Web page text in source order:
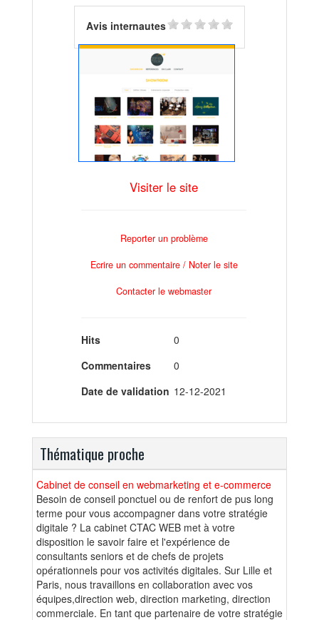
Avis internautes
Visiter le site
Reporter un problème
Ecrire un commentaire / Noter le site
Contacter le webmaster
Hits
0
Commentaires
0
Date de validation 12-12-2021
Thématique proche
Cabinet de conseil en webmarketing et e-commerce
Besoin de conseil ponctuel ou de renfort de pus long
terme pour vous accompagner dans votre stratégie
digitale ? La cabinet CTAC WEB met à votre
disposition le savoir faire et l'expérience de
consultants seniors et de chefs de projets
opérationnels pour vos activités digitales. Sur Lille et
Paris, nous travaillons en collaboration avec vos
équipes,direction web, direction marketing, direction
commerciale. En tant que partenaire de votre stratégie